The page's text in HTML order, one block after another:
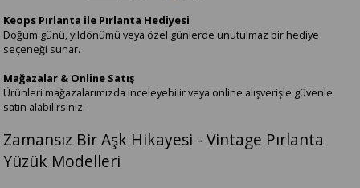
Keops Pırlanta ile Pırlanta Hediyesi
Doğum günü, yıldönümü veya özel günlerde unutulmaz bir hediye
seçeneği sunar.
Mağazalar & Online Satış
Ürünleri mağazalarımızda inceleyebilir veya online alışverişle güvenle
satın alabilirsiniz.
Zamansız Bir Aşk Hikayesi - Vintage Pırlanta
Yüzük Modelleri